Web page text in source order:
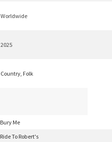
Worldwide
2025
Country, Folk
Bury Me
Ride To Robert's